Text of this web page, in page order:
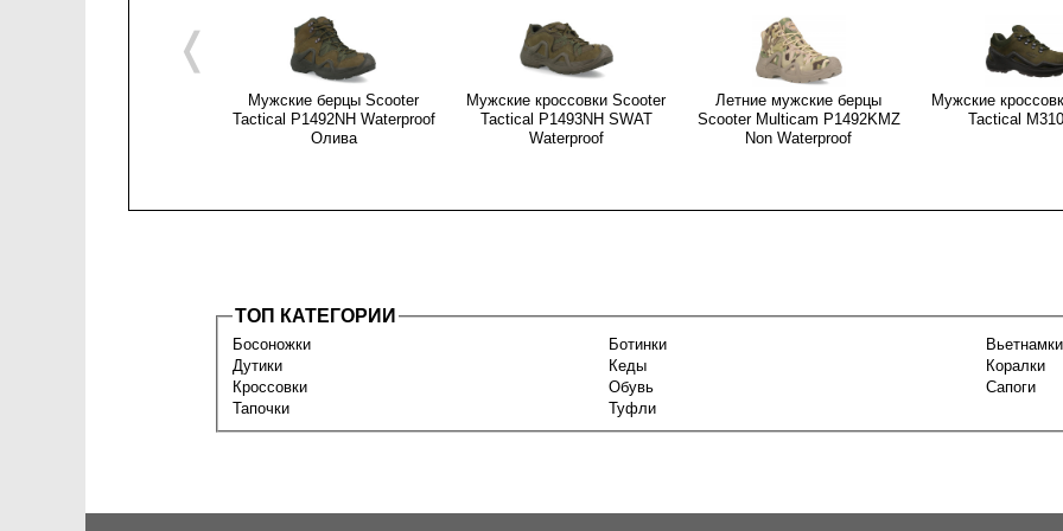
Мужские берцы Scooter
Tactical P1492NH Waterproof
Олива
Мужские кроссовки Scooter
Tactical P1493NH SWAT
Waterproof
Летние мужские берцы
Scooter Multicam P1492KMZ
Non Waterproof
Мужские
Tactical
❬
ТОП КАТЕГОРИИ
Босоножки Ботинки
Вьетнамки
Дутики
Кеды
Коралки
Кроссовки
Обувь
Сапоги
Тапочки
Туфли